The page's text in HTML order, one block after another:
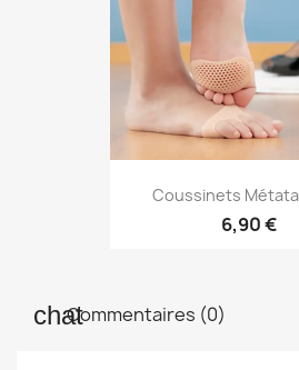
Coussinets
6,90 €
Commentaires (0)